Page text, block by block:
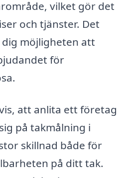
vilket gör det
och tjänster. Det
möjligheten att
för
att anlita ett företag
på takmålning i
skillnad både för
på ditt tak.